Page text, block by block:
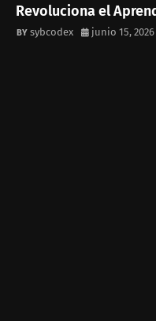
Revoluciona el
sybcodex junio 15, 2026